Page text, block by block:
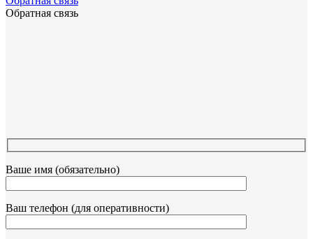
Обратная связь
Ваше имя (обязательно)
Ваш телефон (для оперативности)